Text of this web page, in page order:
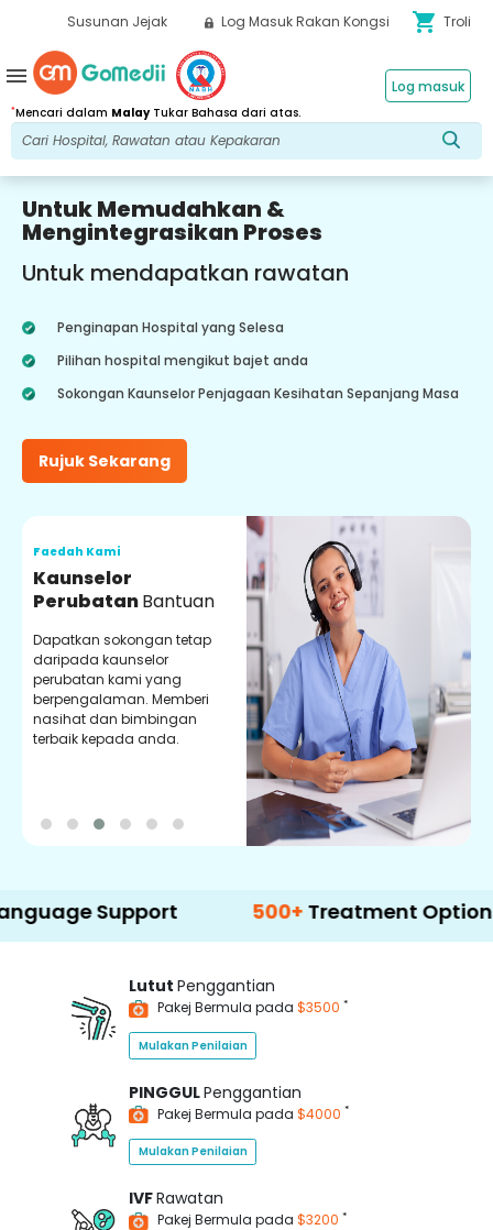
Susunan Jejak Log Masuk Rakan Kongsi shopping_cart Troli
*Mencari dalam MalayTukar Bahasa dari atas.
Log masuk
menu
Untuk Memudahkan &
Mengintegrasikan Proses
Untuk mendapatkan rawatan
Penginapan Hospital yang Selesa
Pilihan hospital mengikut bajet anda
Sokongan Kaunselor Penjagaan Kesihatan Sepanjang Masa
Rujuk Sekarang
Faedah Kami
Kaunselor
PerubatanBantuan
Dapatkan sokongan tetap
daripada kaunselor
perubatan kami yang
berpengalaman. Memberi
nasihat dan bimbingan
terbaik kepada anda.
Support 500+ Treatment Options
Lutut Penggantian
Pakej Bermula pada $3500 *
Mulakan Penilaian
PINGGULPenggantian
Pakej Bermula pada $4000 *
Mulakan Penilaian
IVFRawatan
Pakej Bermula pada $3200 *